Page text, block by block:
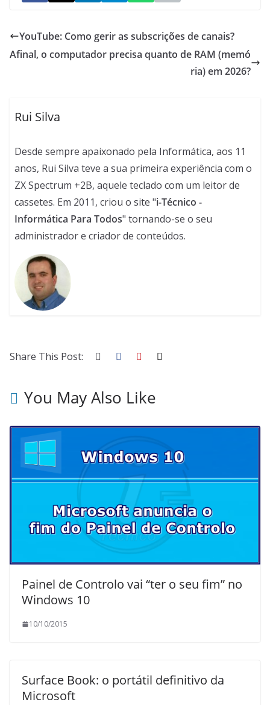
YouTube: Como gerir as subscrições de canais?
Afinal, o computador precisa quanto de RAM (memó
ria) em 2026?
Rui Silva
Desde sempre apaixonado pela Informática, aos 11
anos, Rui Silva teve a sua primeira experiência com o
ZX Spectrum +2B, aquele teclado com um leitor de
cassetes. Em 2011, criou o site "i-Técnico -
Informática Para Todos" tornando-se o seu
administrador e criador de conteúdos.
Share This Post:
You May Also Like
Painel de Controlo vai “ter o seu fim” no
Windows 10
10/10/2015
Surface Book: o portátil definitivo da
Microsoft